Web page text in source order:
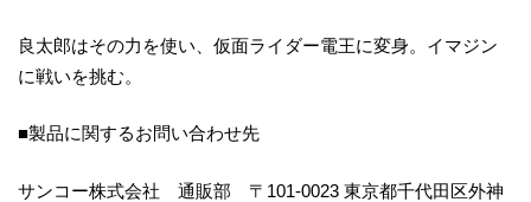
良太郎はその力を使い、仮面ライダー電王に変身。イマジン
に戦いを挑む。
■製品に関するお問い合わせ先
サンコー株式会社 通販部 〒101-0023 東京都千代田区外神